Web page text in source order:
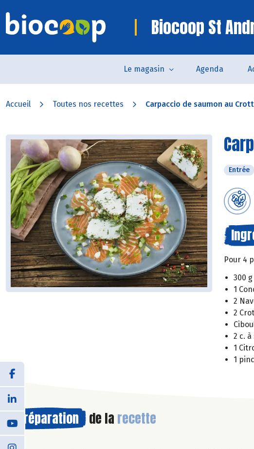
Biocoop St
Le magasin Agenda
Accueil Toutes nos recettes Carpaccio de saumon au
Entrée
Pour 4
300
1
2
2
2 c.
1
1
Préparation de la recette